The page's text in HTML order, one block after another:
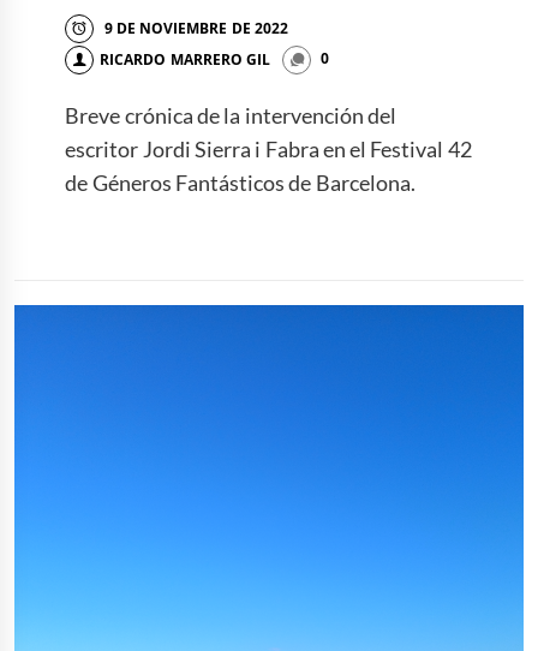
9 DE NOVIEMBRE DE 2022
RICARDO MARRERO GIL
0
Breve crónica de la intervención del
escritor Jordi Sierra i Fabra en el Festival 42
de Géneros Fantásticos de Barcelona.